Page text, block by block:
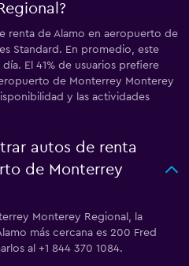
renta de Alamo en aeropuerto de
Standard. En promedio, este
El 41% de usuarios prefiere
de Monterrey Monterey
y las actividades
autos de renta
de Monterrey
Monterey Regional, la
más cercana es 200 Fred
al +1 844 370 1084.